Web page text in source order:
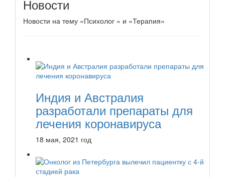
Новости
Новости на тему «Психолог » и «Терапия»
Индия и Австралия
разработали препараты для
лечения коронавируса
18 мая, 2021 год